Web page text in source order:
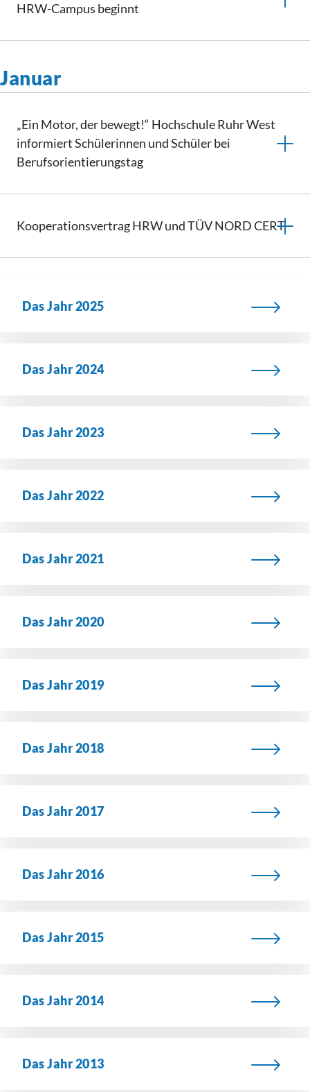
HRW-Campus beginnt
Januar
„Ein Motor, der bewegt!“ Hochschule Ruhr West
informiert Schülerinnen und Schüler bei
Berufsorientierungstag
KooperationsvertragHRW und TÜV NORD CERT
Das Jahr 2025
Das Jahr 2024
Das Jahr 2023
Das Jahr 2022
Das Jahr 2021
Das Jahr 2020
Das Jahr 2019
Das Jahr 2018
Das Jahr 2017
Das Jahr 2016
Das Jahr 2015
Das Jahr 2014
Das Jahr 2013